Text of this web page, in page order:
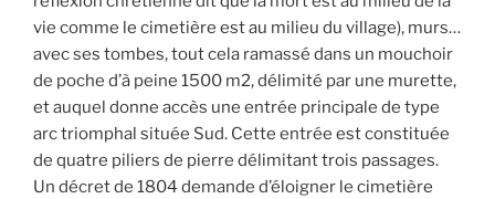
vie comme le cimetière est au milieu du village), murs…
avec ses tombes, tout cela ramassé dans un mouchoir
de poche d’à peine 1500 m2, délimité par une murette,
et auquel donne accès une entrée principale de type
arc triomphal située Sud. Cette entrée est constituée
de quatre piliers de pierre délimitant trois passages.
Un décret de 1804 demande d’éloigner le cimetière